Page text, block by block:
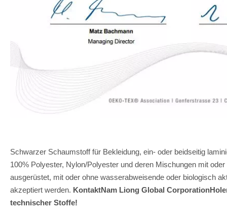
Schwarzer Schaumstoff für Bekleidung, ein- oder beidseitig
100% Polyester, Nylon/Polyester und deren Mischungen mit
ausgerüstet, mit oder ohne wasserabweisende oder biologisch
akzeptiert werden. KontaktNam Liong Global
technischer Stoffe!